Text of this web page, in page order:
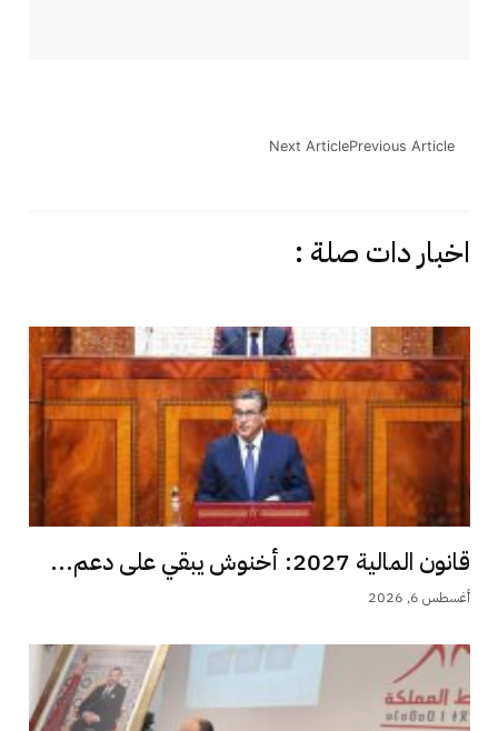
Previous Article
Next Article
اخبار دات صلة :
قانون المالية 2027: أخنوش يبقي على دعم...
أغسطس 6, 2026